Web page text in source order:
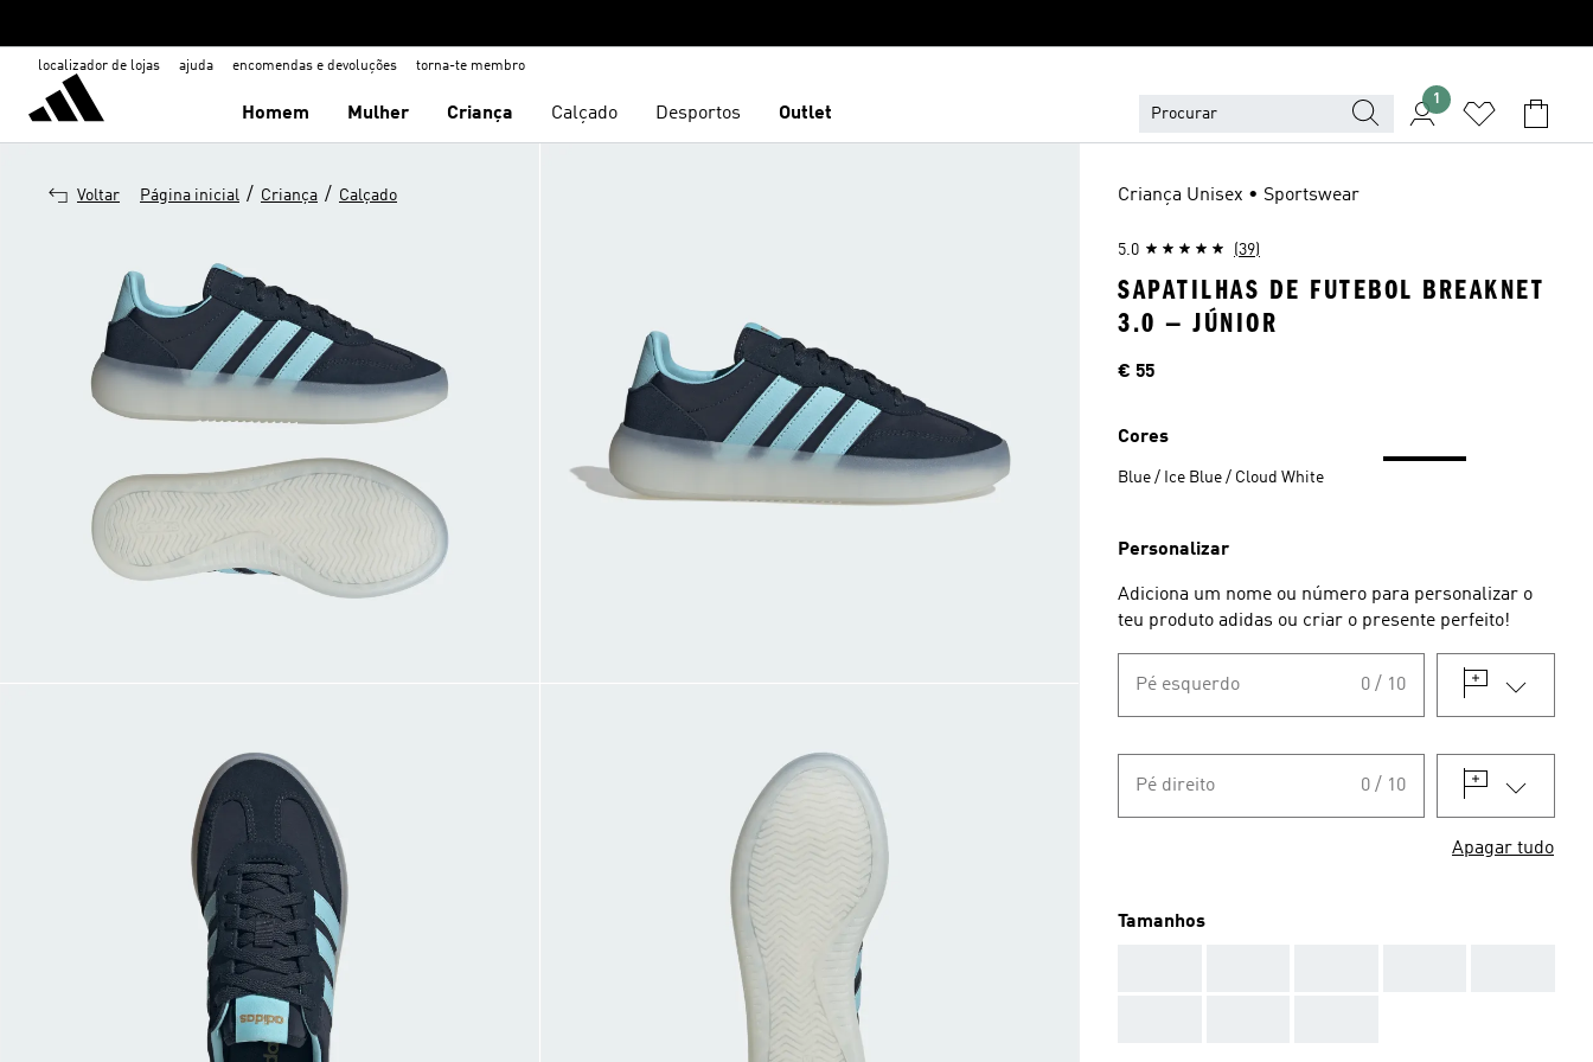
localizador de lojas ajuda encomendas e devoluções torna-te membro
Homem Mulher Criança Calçado Desportos Outlet
1
Voltar Página inicial / Criança / Calçado Criança Unisex • Sportswear
5.0 (39)
SAPATILHAS DE FUTEBOL BREAKNET
3.0 — JÚNIOR
Preço
€ 55
Cores
Blue / Ice Blue / Cloud White
Personalizar
Adiciona um nome ou número para personalizar o
teu produto adidas ou criar o presente perfeito!
Pé esquerdo 0 / 10
Pé direito 0 / 10
Apagar tudo
Tamanhos